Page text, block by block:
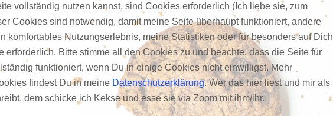
vollständig nutzen kannst, sind Cookies erforderlich (Ich liebe sie, zum
Cookies sind notwendig, damit meine Seite überhaupt funktioniert, andere
komfortables Nutzungserlebnis, meine Statistiken oder für besonders auf Dich
erforderlich. Bitte stimme all den Cookies zu und beachte, dass die Seite für
funktioniert, wenn Du in einige Cookies nicht einwilligst. Mehr
findest Du in meine Datenschutzerklärung. Wer das hier liest und mir als
dem schicke ich Kekse und esse sie via Zoom mit ihm/ihr.